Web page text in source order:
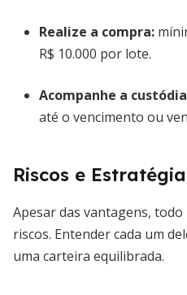
Realize a compra:
R$ 10.000 por lote.
Acompanhe a
até o vencimento ou
Riscos e
Apesar das vantagens,
riscos. Entender cada um
uma carteira equilibrada.